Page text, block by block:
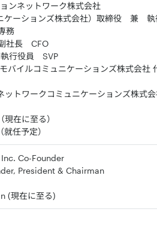
ンネットワーク株式会社
ケーションズ株式会社）取締役 兼
務
社長 CFO
行役員 SVP
バイルコミュニケーションズ株式会
トワークコミュニケーションズ株式
在に至る）
任予定）
Co-Founder
President & Chairman
(現在に至る)